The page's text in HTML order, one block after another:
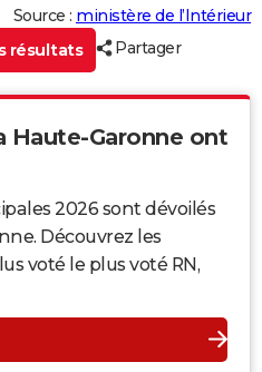
Source : ministère de l’Intérieur
résultats
Partager
Haute-Garonne ont
2026 sont dévoilés
Découvrez les
voté le plus voté RN,